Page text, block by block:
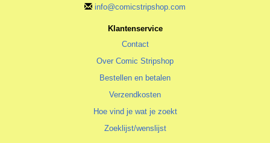
info@comicstripshop.com
Klantenservice
Contact
Over Comic Stripshop
Bestellen en betalen
Verzendkosten
Hoe vind je wat je zoekt
Zoeklijst/wenslijst